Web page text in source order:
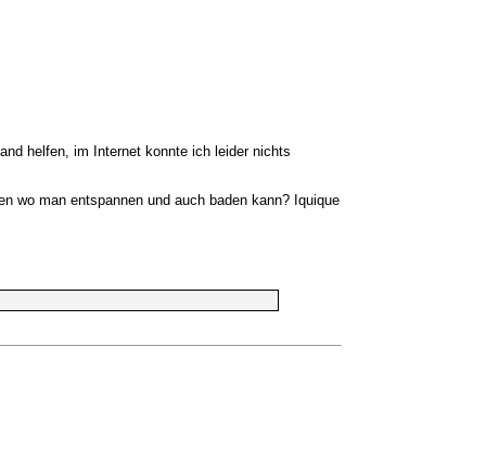
helfen, im Internet konnte ich leider nichts
wo man entspannen und auch baden kann? Iquique